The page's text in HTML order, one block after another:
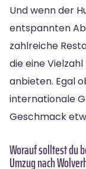
Und wenn der
entspannten
zahlreiche
die eine
anbieten. Egal
internationale
Geschmack
Worauf solltest du
Umzug nach